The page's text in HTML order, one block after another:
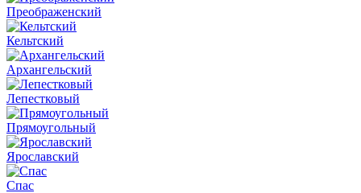
Преображенский
Кельтский
Архангельский
Лепестковый
Прямоугольный
Ярославский
Спас